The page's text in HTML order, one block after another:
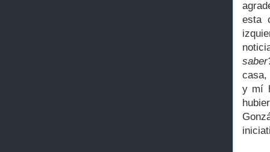
esta
casa,
y mí